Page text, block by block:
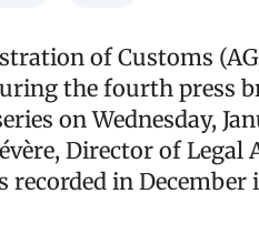
of Customs
the fourth press
on Wednesday,
Director of
recorded in